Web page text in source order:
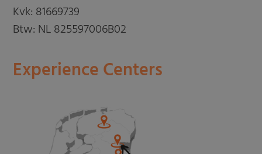
Kvk: 81669739
Btw: NL 825597006B02
Experience Centers